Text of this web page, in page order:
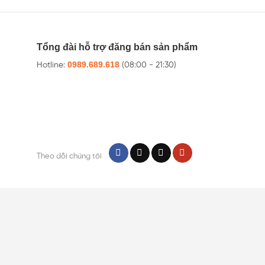
Tổng đài hỗ trợ đăng bán sản phẩm
Hotline: 0989.689.618 (08:00 - 21:30)
Theo dõi chúng tôi